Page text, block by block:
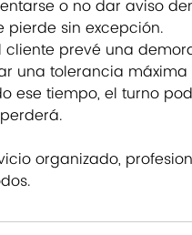
o no dar aviso
sin excepción.
prevé una
una tolerancia máxima
ese tiempo, el turno
organizado,
para todos.